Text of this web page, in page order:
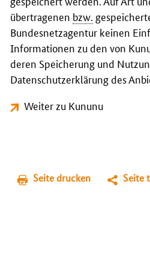
übertragenen bzw.
Bundesnetzagentur keinen
Informationen zu den von
deren Speicherung und
Datenschutzerklärung des
Weiter zu Kununu
Seite drucken Seite